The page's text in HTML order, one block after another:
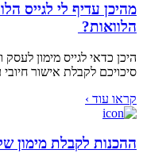
מהיכן עדיף לי לגייס
הלוואות?
היכן כדאי לגייס מימון
סיכויכם לקבלת אישור
קראו עוד ›
ההכנות לקבלת מימון